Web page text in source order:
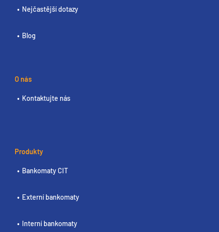
Nejčastější dotazy
Blog
O nás
Kontaktujte nás
Produkty
Bankomaty CIT
Externí bankomaty
Interní bankomaty